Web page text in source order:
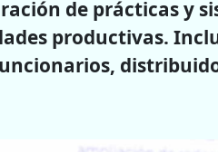
de prácticas y
productivas.